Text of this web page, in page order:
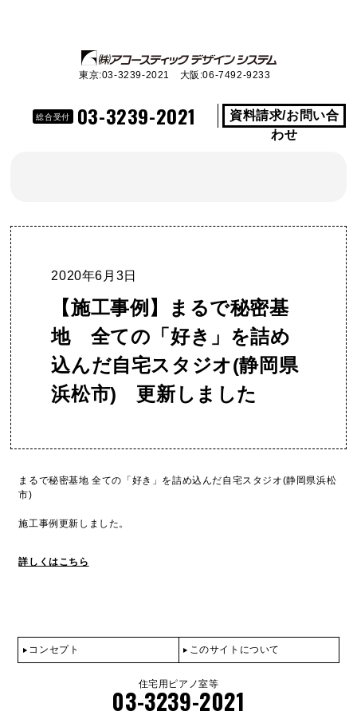
東京:03-3239-2021 大阪:06-7492-9233
総合受付 03-3239-2021
資料請求/お問い合
わせ
2020年6月3日
【施工事例】まるで秘密基
地 全ての「好き」を詰め
込んだ自宅スタジオ(静岡県
浜松市) 更新しました
まるで秘密基地 全ての「好き」を詰め込んだ自宅スタジオ(静岡県浜松
市)
施工事例更新しました。
詳しくはこちら
コンセプト このサイトについて
住宅用ピアノ室等
03-3239-2021